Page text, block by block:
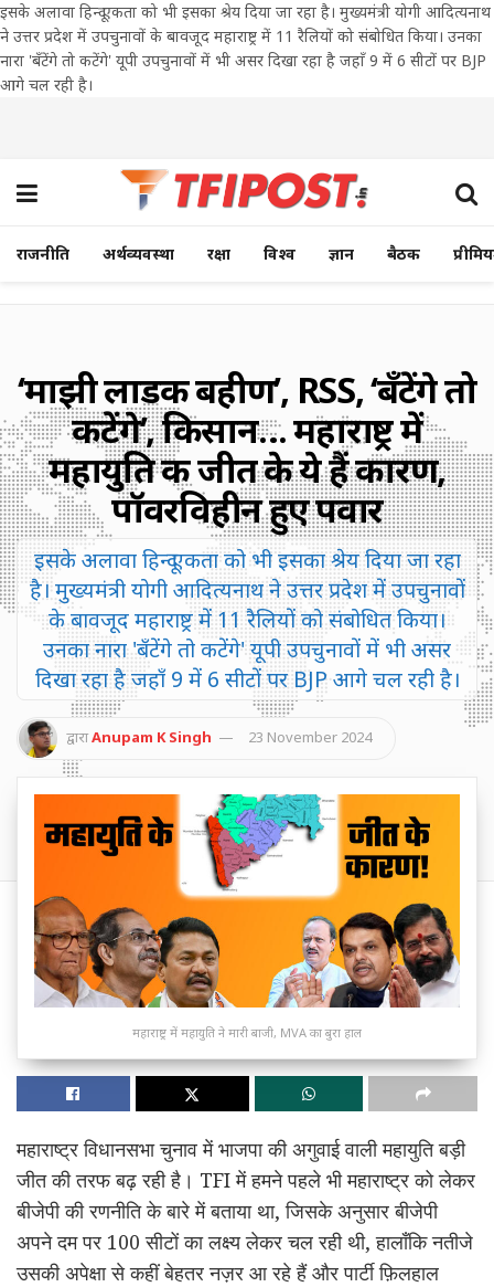
इसके अलावा हिन्दू एकता को भी इसका श्रेय दिया जा रहा है। मुख्यमंत्री योगी आदित्यनाथ
ने उत्तर प्रदेश में उपचुनावों के बावजूद महाराष्ट्र में 11 रैलियों को संबोधित किया। उनका
नारा 'बँटेंगे तो कटेंगे' यूपी उपचुनावों में भी असर दिखा रहा है जहाँ 9 में 6 सीटों पर BJP
आगे चल रही है।
राजनीति अर्थव्यवस्था रक्षा विश्व ज्ञान बैठक
‘माझी लाडकी बहीण’, RSS, ‘बँटेंगे तो
कटेंगे’, किसान… महाराष्ट्र में
महायुति की जीत के ये हैं कारण,
पॉवरविहीन हुए पवार
इसके अलावा हिन्दू एकता को भी इसका श्रेय दिया जा रहा
है। मुख्यमंत्री योगी आदित्यनाथ ने उत्तर प्रदेश में उपचुनावों
के बावजूद महाराष्ट्र में 11 रैलियों को संबोधित किया।
उनका नारा 'बँटेंगे तो कटेंगे' यूपी उपचुनावों में भी असर
दिखा रहा है जहाँ 9 में 6 सीटों पर BJP आगे चल रही है।
द्वाराAnupam K Singh 23 November 2024
महाराष्ट्र में महायुति ने मारी बाजी, MVA का बुरा हाल
महाराष्ट्र विधानसभा चुनाव में भाजपा की अगुवाई वाली महायुति बड़ी
जीत की तरफ बढ़ रही है। TFI में हमने पहले भी महाराष्ट्र को लेकर
बीजेपी की रणनीति के बारे में बताया था, जिसके अनुसार बीजेपी
अपने दम पर 100 सीटों का लक्ष्य लेकर चल रही थी, हालाँकि नतीजे
उसकी अपेक्षा से कहीं बेहतर नज़र आ रहे हैं और पार्टी फ़िलहाल